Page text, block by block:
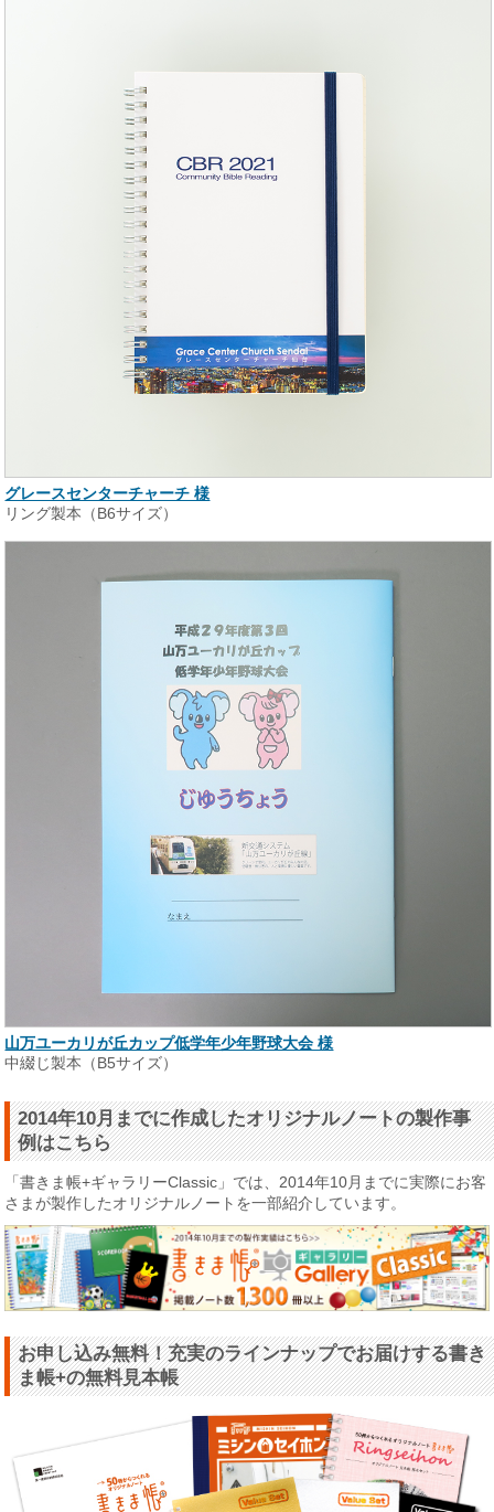
グレースセンターチャーチ 様
リング製本（B6サイズ）
山万ユーカリが丘カップ低学年少年野球大会 様
中綴じ製本（B5サイズ）
2014年10月までに作成したオリジナルノートの製作事
例はこちら
「書きま帳+ギャラリーClassic」では、2014年10月までに実際にお客
さまが製作したオリジナルノートを一部紹介しています。
お申し込み無料！充実のラインナップでお届けする書き
ま帳+の無料見本帳